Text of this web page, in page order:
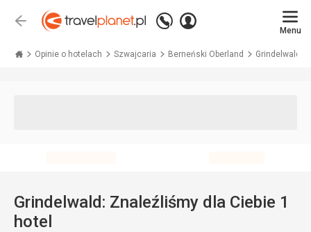
Wstecz
Zadzwoń
+48 71 771 76 55
Zaloguj
Menu
Opinie o hotelach Szwajcaria Berneński Oberland Grindelwald
Grindelwald: Znaleźliśmy dla Ciebie 1
hotel